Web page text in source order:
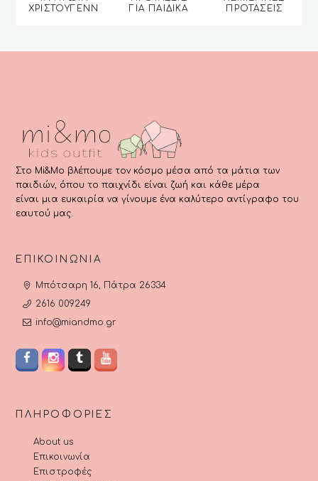
ΧΡΙΣΤΟΎΓΕΝΝ
ΓΙΑ ΠΑΙΔΙΚΆ
ΑΠΌ ΤΗΝ
ΠΡΟΤΆΣΕΙΣ
MI&MO
Στο Mi&Mo βλέπουμε τον κόσμο μέσα από τα μάτια των
παιδιών, όπου το παιχνίδι είναι ζωή και κάθε μέρα
είναι μια ευκαιρία να γίνουμε ένα καλύτερο αντίγραφο του
εαυτού μας.
ΕΠΙΚΟΙΝΩΝΊΑ
Μπότσαρη 16, Πάτρα 26334
2616 009249
info@miandmo.gr
ΠΛΗΡΟΦΟΡΊΕΣ
About us
Επικοινωνία
Επιστροφές